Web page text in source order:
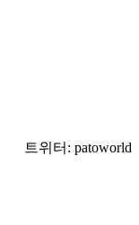
트위터: patoworld